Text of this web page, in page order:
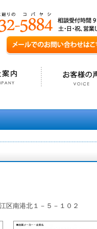
南港北１－５－１０２